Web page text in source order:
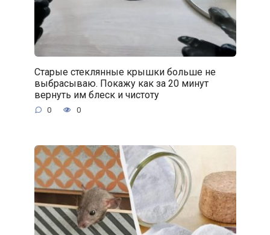
Старые стеклянные крышки больше не
выбрасываю. Покажу как за 20 минут
вернуть им блеск и чистоту
0 0